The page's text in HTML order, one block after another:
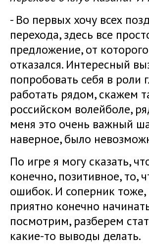
- Во первых хочу всех
перехода, здесь все
предложение, от
отказался. Интересный
попробовать себя в
работать рядом, скажем
российском волейболе,
меня это очень важный
наверное, было
По игре я могу сказать,
конечно, позитивное, то,
ошибок. И соперник
приятно конечно
посмотрим, разберем
какие-то выводы делать.